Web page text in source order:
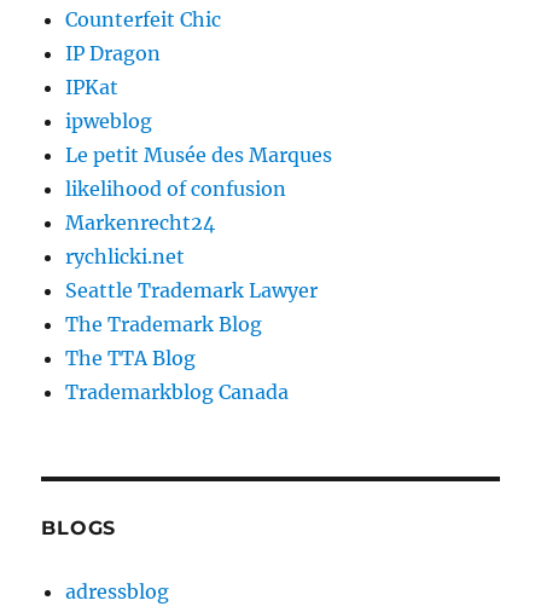
Counterfeit Chic
IP Dragon
IPKat
ipweblog
Le petit Musée des Marques
likelihood of confusion
Markenrecht24
rychlicki.net
Seattle Trademark Lawyer
The Trademark Blog
The TTA Blog
Trademarkblog Canada
BLOGS
adressblog